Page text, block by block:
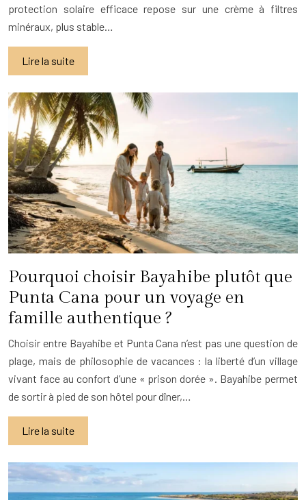
protection solaire efficace repose sur une crème à filtres
minéraux, plus stable…
Lire la suite
Pourquoi choisir Bayahibe plutôt que
Punta Cana pour un voyage en
famille authentique ?
Choisir entre Bayahibe et Punta Cana n’est pas une question de
plage, mais de philosophie de vacances : la liberté d’un village
vivant face au confort d’une « prison dorée ». Bayahibe permet
de sortir à pied de son hôtel pour dîner,…
Lire la suite